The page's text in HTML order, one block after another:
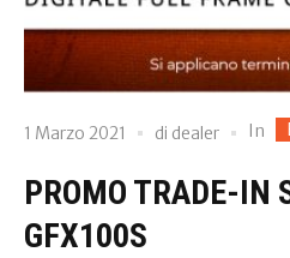
1 Marzo 2021 di dealer In
PROMO TRADE-IN
GFX100S